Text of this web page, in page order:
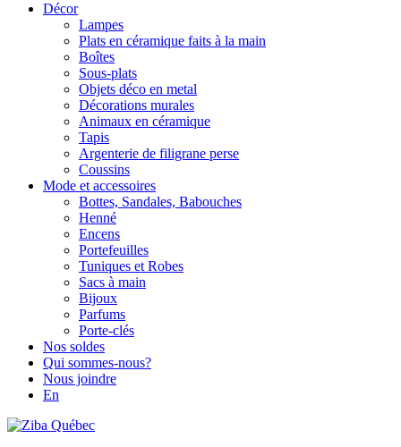
Décor
Lampes
Plats en céramique faits à la main
Boîtes
Sous-plats
Objets déco en metal
Décorations murales
Animaux en céramique
Tapis
Argenterie de filigrane perse
Coussins
Mode et accessoires
Bottes, Sandales, Babouches
Henné
Encens
Portefeuilles
Tuniques et Robes
Sacs à main
Bijoux
Parfums
Porte-clés
Nos soldes
Qui sommes-nous?
Nous joindre
En